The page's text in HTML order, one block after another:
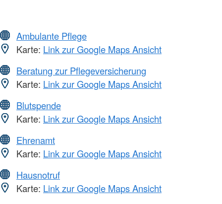
Ambulante Pflege
Karte: Link zur Google Maps Ansicht
Beratung zur Pflegeversicherung
Karte: Link zur Google Maps Ansicht
Blutspende
Karte: Link zur Google Maps Ansicht
Ehrenamt
Karte: Link zur Google Maps Ansicht
Hausnotruf
Karte: Link zur Google Maps Ansicht